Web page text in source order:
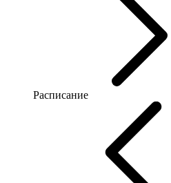
Расписание